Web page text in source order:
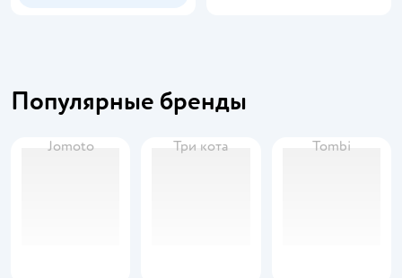
Популярные бренды
Jomoto Три кота Tombi